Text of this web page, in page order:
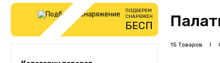
ПОДБЕРЕМ
СНАРЯЖЕНИЕ
БЕСПЛАТНО
15 Товаров I